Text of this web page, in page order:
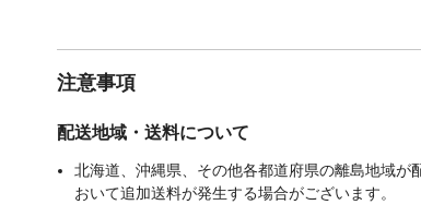
注意事項
配送地域・送料について
北海道、沖縄県、その他各都道府県の離島地域
おいて追加送料が発生する場合がございます。